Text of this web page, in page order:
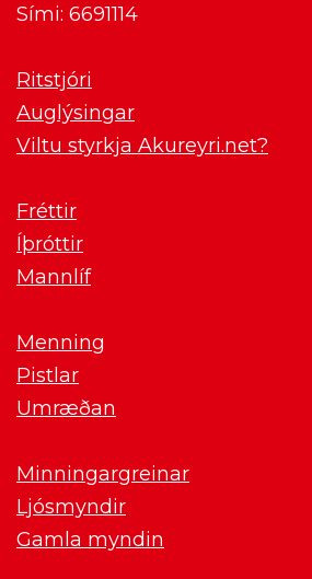
Sími: 6691114
Ritstjóri
Auglýsingar
Viltu styrkja Akureyri.net?
Fréttir
Íþróttir
Mannlíf
Menning
Pistlar
Umræðan
Minningargreinar
Ljósmyndir
Gamla myndin